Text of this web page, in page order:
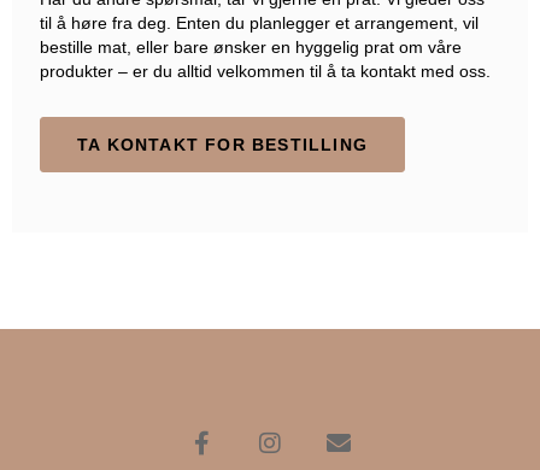
til å høre fra deg. Enten du planlegger et arrangement, vil
bestille mat, eller bare ønsker en hyggelig prat om våre
produkter – er du alltid velkommen til å ta kontakt med oss.
TA KONTAKT FOR BESTILLING